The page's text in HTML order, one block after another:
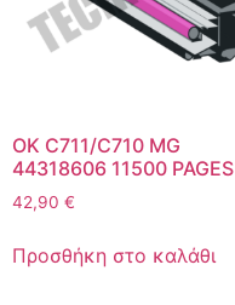
OK C711/C710 MG
44318606 11500 PAGES
42,90 €
Προσθήκη στο καλάθι